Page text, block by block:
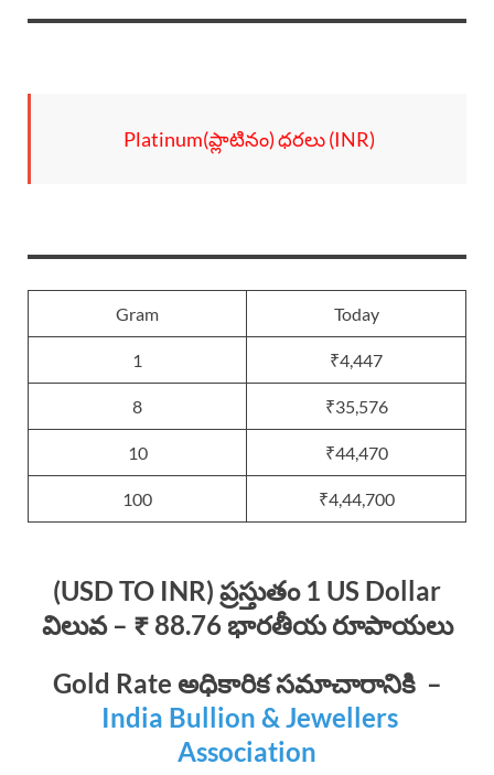
Platinum(ప్లాటినం) ధరలు (INR)
Gram Today
1 ₹4,447
8 ₹35,576
10 ₹44,470
100 ₹4,44,700
(USD TO INR) ప్రస్తుతం 1 US Dollar
విలువ – ₹ 88.76 భారతీయ రూపాయలు
Gold Rate అధికారిక సమాచారానికి–
India Bullion & Jewellers
Association